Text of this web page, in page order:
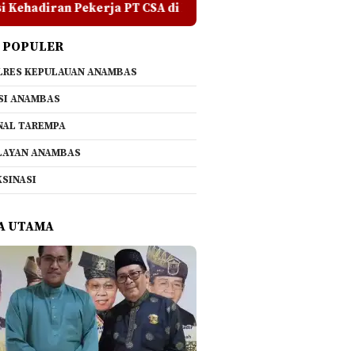
Tegaskan Jangan Ada yang Mengadu Domba
KEPULAUAN ANAMBAS
ANAMBAS
TAREMPA
ANAMBAS
UTAMA